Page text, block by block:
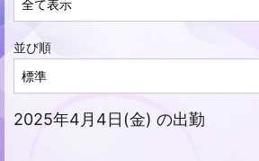
並び順
2025年4月4日(金) の出勤